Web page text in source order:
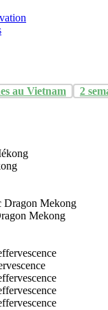
au Vietnam 2
Mekong